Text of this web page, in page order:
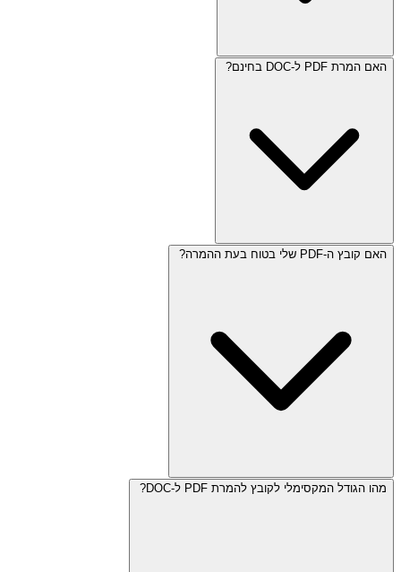
האם המרת PDF ל-DOC בחינם?
האם קובץ ה-PDF שלי בטוח בעת ההמרה?
מהו הגודל המקסימלי לקובץ להמרת PDF ל-DOC?